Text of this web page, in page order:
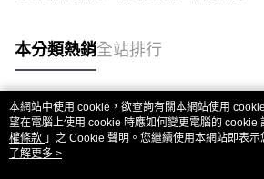
本分類熱銷全站排行
熱門標籤
本網站中使用 cookie，欲查詢有關本網站使用
望在電腦上使用 cookie 時應如何變更電腦的 cookie
權條款 」之 Cookie 聲明。您繼續使用本網站即表
用條款之 Cookie 聲明使用 cookie。
了解更多 >